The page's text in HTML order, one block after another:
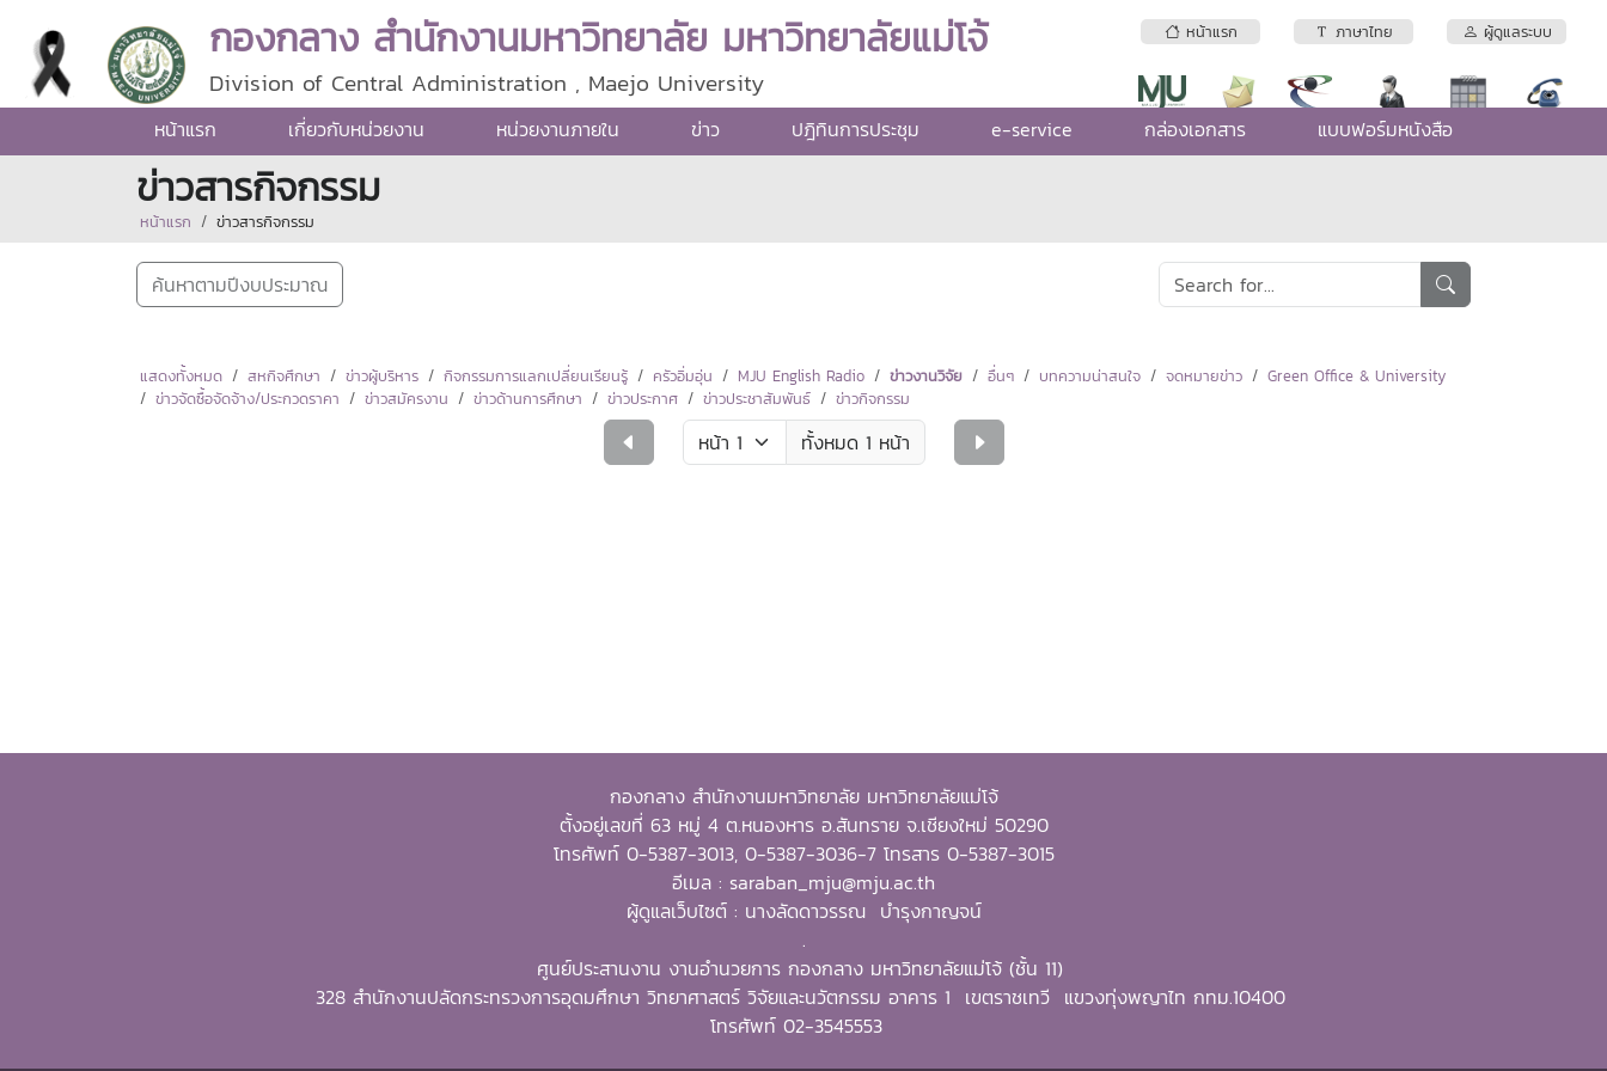
หน้าแรก ภาษาไทย ผู้ดูแลระบบ
กองกลาง สำนักงานมหาวิทยาลัย มหาวิทยาลัยแม่โจ้
Division of Central Administration , Maejo University
หน้าแรก เกี่ยวกับหน่วยงาน หน่วยงานภายใน ข่าว ปฎิทินการประชุม e-service กล่องเอกสาร แบบฟอร์มหนังสือ
ข่าวสารกิจกรรม
หน้าแรก ข่าวสารกิจกรรม
ค้นหาตามปีงบประมาณ
แสดงทั้งหมด สหกิจศึกษา ข่าวผู้บริหาร กิจกรรมการแลกเปลี่ยนเรียนรู้ ครัวอิ่มอุ่น MJU English Radio ข่าวงานวิจัย อื่นๆ บทความน่าสนใจ จดหมายข่าว
Green Office & University
ข่าวจัดซื้อจัดจ้าง/ประกวดราคา
ข่าวสมัครงาน ข่าวด้านการศึกษา ข่าวประกาศ ข่าวประชาสัมพันธ์ ข่าวกิจกรรม
ทั้งหมด 1 หน้า
กองกลาง สำนักงานมหาวิทยาลัย มหาวิทยาลัยแม่โจ้
ตั้งอยู่เลขที่ 63 หมู่ 4 ต.หนองหาร อ.สันทราย จ.เชียงใหม่ 50290
โทรศัพท์ 0-5387-3013, 0-5387-3036-7 โทรสาร 0-5387-3015
อีเมล : saraban_mju@mju.ac.th
ผู้ดูแลเว็บไซต์ : นางลัดดาวรรณ บำรุงกาญจน์
.
ศูนย์ประสานงาน งานอำนวยการ กองกลาง มหาวิทยาลัยแม่โจ้ (ชั้น 11)
328 สำนักงานปลัดกระทรวงการอุดมศึกษา วิทยาศาสตร์ วิจัยและนวัตกรรม อาคาร 1 เขตราชเทวี แขวงทุ่งพญาไท กทม.10400
โทรศัพท์ 02-3545553